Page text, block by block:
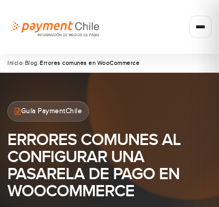
Inicio Blog Errores comunes en WooCommerce
Guía PaymentChile
ERRORES COMUNES AL
CONFIGURAR UNA
PASARELA DE PAGO EN
WOOCOMMERCE